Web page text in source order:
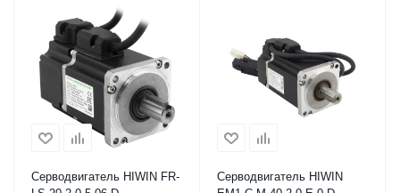
Серводвигатель HIWIN FR-
Серводвигатель HIWIN